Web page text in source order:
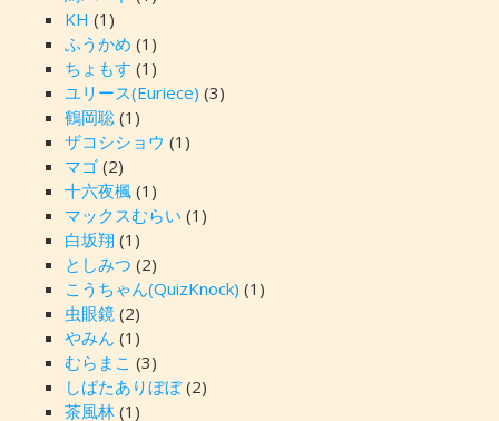
KH (1)
ふうかめ (1)
ちょもす (1)
ユリース(Euriece) (3)
鶴岡聡(1)
ザコシショウ (1)
マゴ(2)
十六夜楓(1)
マックスむらい (1)
白坂翔 (1)
としみつ (2)
こうちゃん(QuizKnock) (1)
虫眼鏡(2)
やみん (1)
むらまこ (3)
しばたありぼぼ(2)
茶風林(1)